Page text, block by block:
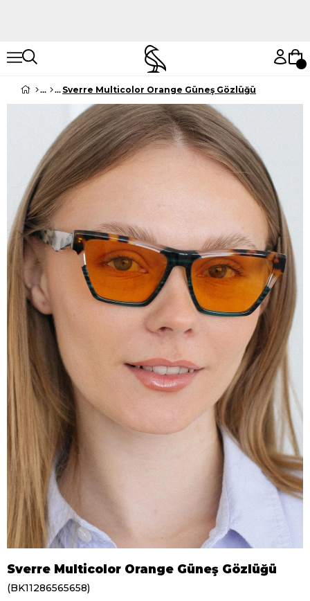
Sverre Multicolor Orange Güneş Gözlüğü
Sverre Multicolor Orange Güneş Gözlüğü
(BK11286565658)